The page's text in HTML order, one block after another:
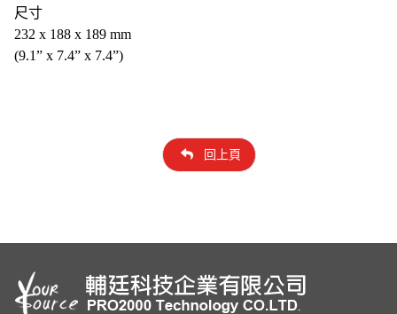
尺寸
232 x 188 x 189 mm
(9.1” x 7.4” x 7.4”)
回上頁